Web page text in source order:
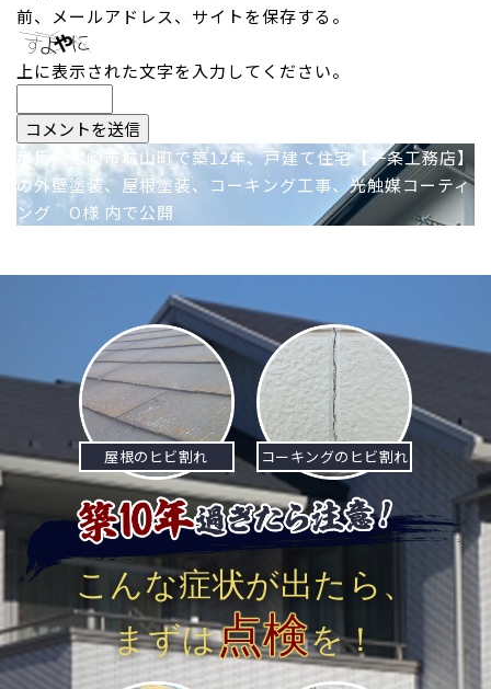
前、メールアドレス、サイトを保存する。
上に表示された文字を入力してください。
投
稿
ビ
ー
ョ
ン
群馬県高崎市城山町で築12年、戸建て住宅【一条工務店】
の外壁塗装、屋根塗装、コーキング工事、光触媒コーティ
ング O様 内で公開
屋根のヒビ割れ コーキングのヒビ割れ
こんな症状が出たら、
まずは点検を！